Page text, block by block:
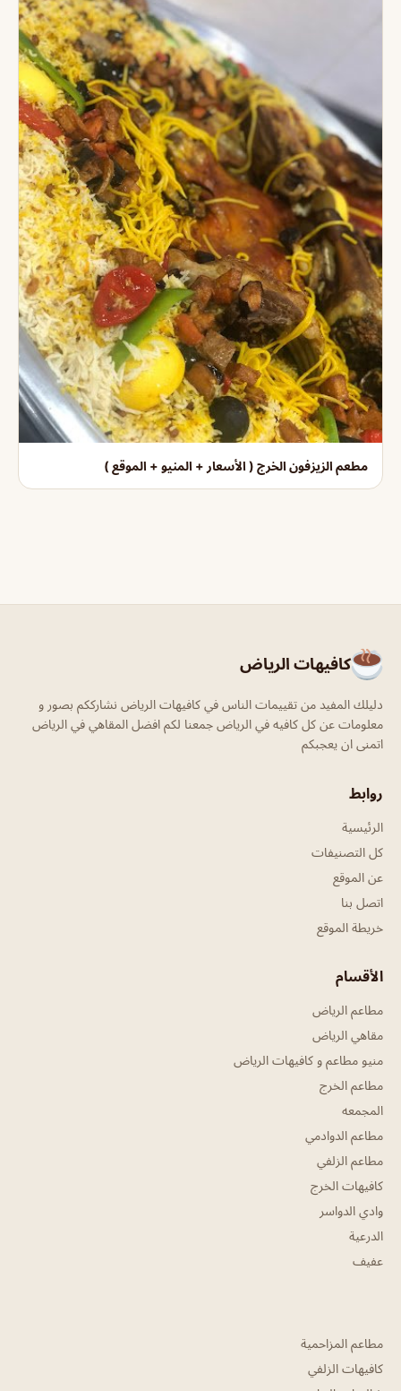
مطعم الزيزفون الخرج ( الأسعار + المنيو + الموقع )
كافيهات الرياض
دليلك المفيد من تقييمات الناس في كافيهات الرياض نشارككم بصور و
معلومات عن كل كافيه في الرياض جمعنا لكم افضل المقاهي في الرياض
اتمنى ان يعجبكم
روابط
الرئيسية
كل التصنيفات
عن الموقع
اتصل بنا
خريطة الموقع
الأقسام
مطاعم الرياض
مقاهي الرياض
منيو مطاعم و كافيهات الرياض
مطاعم الخرج
المجمعه
مطاعم الدوادمي
مطاعم الزلفي
كافيهات الخرج
وادي الدواسر
الدرعية
عفيف
مطاعم المزاحمية
كافيهات الزلفي